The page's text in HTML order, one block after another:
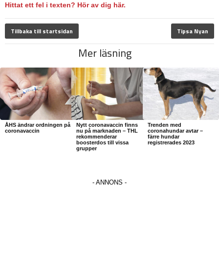
Hittat ett fel i texten? Hör av dig här.
Tillbaka till startsidan Tipsa Nyan
Mer läsning
ÅHS ändrar ordningen på
coronavaccin
Nytt coronavaccin finns
nu på marknaden – THL
rekommenderar
boosterdos till vissa
grupper
Trenden med
coronahundar avtar –
färre hundar
registrerades 2023